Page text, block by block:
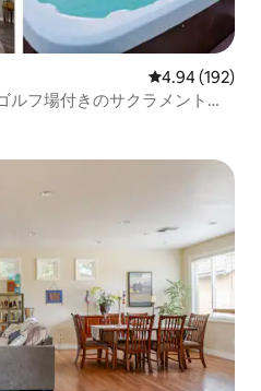
レビュー192
4.94 (192)
ルフ場付きのサクラメントの